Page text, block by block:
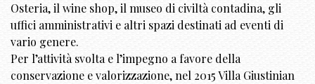
Osteria, il wine shop, il museo di civiltà contadina, gli
uffici amministrativi e altri spazi destinati ad eventi di
vario genere.
Per l’attività svolta e l’impegno a favore della
conservazione e valorizzazione, nel 2015 Villa Giustinian